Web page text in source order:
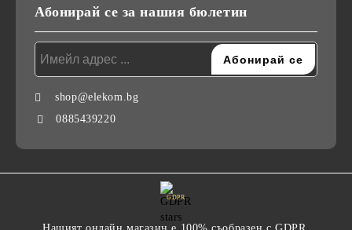
Абонирай се за нашия бюлетин
shop@elekom.bg
0885439220
GDPR